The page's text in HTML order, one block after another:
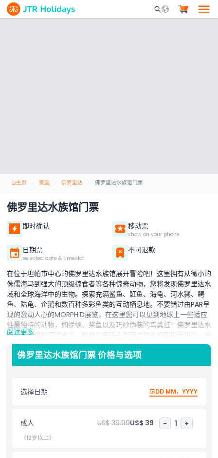
Mobile Search
主页 美国 佛罗里达 佛罗里达水族馆门票
佛罗里达水族馆门票
即时确认 移动票
show on your phone
日期票
selected date & timeslot
不可退款
在位于坦帕市中心的佛罗里达水族馆展开冒险吧！这里拥有从微小的
侏儒海马到强大的顶级掠食者等各种惊奇动物，您将发现佛罗里达水
域和全球海洋中的生物。探索充满鲨鱼、魟鱼、海龟、河水獭、鳄
鱼、陆龟、企鹅和数百种多彩鱼类的互动栖息地。不要错过由PAR呈
现的激动人心的MORPH’D展览，在这里您可以见到地球上一些适应
性最独特的动物，如蝾螈、桨鱼以及巧妙伪装的鸟粪蛙！佛罗里达水
族馆位于坦帕河滨步道、斯帕克曼码头和历史悠久的伊博市附近，它
不仅是一个有趣的旅游地，更是一个致力于保护海洋生命和生态系统
的非营利机构。非常适合家庭、动物爱好者和海洋探险者，这个坦帕
著名景点集教育、保护与难忘体验于一体。现在就计划您的访问，感
包含项
阅读更多
佛罗里达水族馆门票 价格与选项
选择日期 DD MM，YYYY
成人 US$ 39.99US$ 39 - 1 +
（12岁以上）